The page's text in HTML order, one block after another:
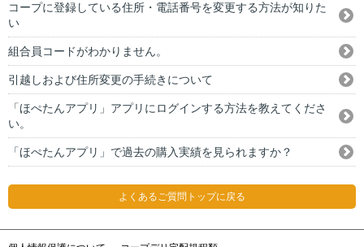
コープに登録している住所・電話番号を変更する方法が知りた
い
組合員コードがわかりません。
引越しおよび住所変更の手続きについて
「ほぺたんアプリ」アプリにログインする方法を教えてくださ
い。
「ほぺたんアプリ」で過去の購入実績を見られますか？
よくあるご質問トップに戻る